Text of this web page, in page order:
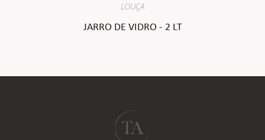
LOUÇA
JARRO DE VIDRO - 2 LT